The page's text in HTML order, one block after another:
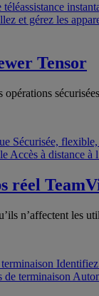
et gérez les
Tensor
Sécurisée,
Accès à distance à
réel
n’affectent les
de terminaison